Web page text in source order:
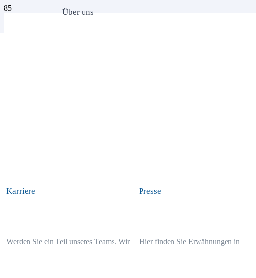
Über uns
Karriere
Werden Sie ein Teil unseres Teams. Wir
Presse
Hier finden Sie Erwähnungen in